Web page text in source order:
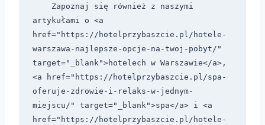
artykułami o <a
href="https://hotelprzybaszcie.pl/hotele-
warszawa-najlepsze-opcje-na-twoj-pobyt/"
target="_blank">hotelech w Warszawie</a>,
<a href="https://hotelprzybaszcie.pl/spa-
oferuje-zdrowie-i-relaks-w-jednym-
miejscu/" target="_blank">spa</a> i <a
href="https://hotelprzybaszcie.pl/hotele-